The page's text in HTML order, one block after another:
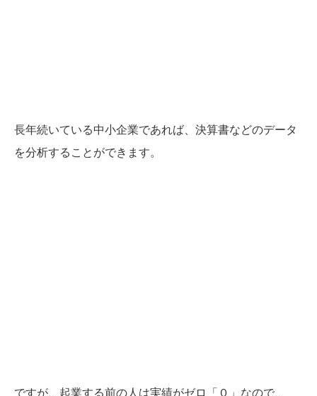
長年続いている中小企業であれば、決算書などのデータ
を分析することができます。
ですが、起業する前の人は実績がゼロ「０」なので、